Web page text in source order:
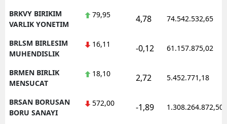
BRKVY BIRIKIM
VARLIK YONETIM
79,95 4,78 74.542.532,65
BRLSM BIRLESIM
MUHENDISLIK
16,11 -0,12 61.157.875,02
BRMEN BIRLIK
MENSUCAT
18,10 2,72 5.452.771,18
BRSAN BORUSAN
BORU SANAYI
572,00 -1,89 1.308.264.872,50